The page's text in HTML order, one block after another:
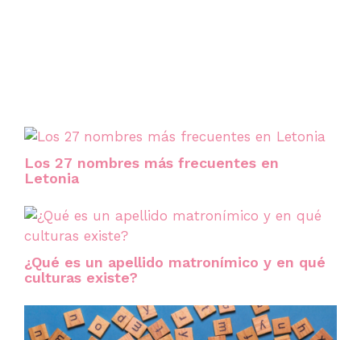
Los 27 nombres más frecuentes en
Letonia
¿Qué es un apellido matronímico y en qué
culturas existe?